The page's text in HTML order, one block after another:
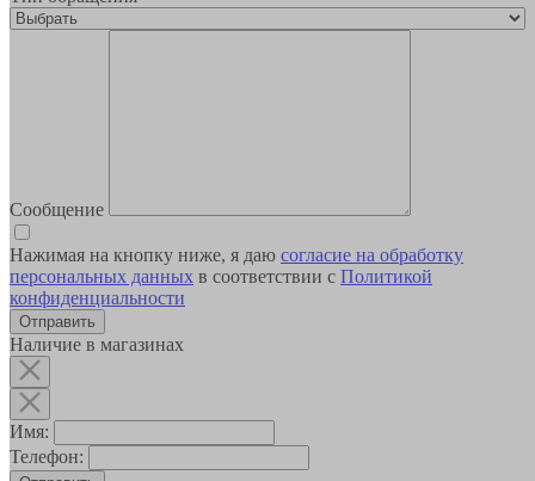
Сообщение
Нажимая на кнопку ниже, я даю согласие на обработку
персональных данных в соответствии с Политикой
конфиденциальности
Наличие в магазинах
Имя:
Телефон: